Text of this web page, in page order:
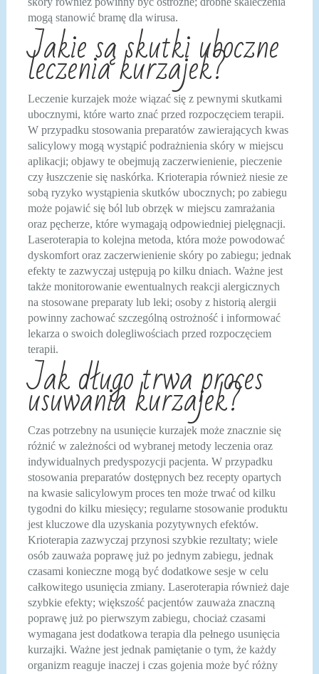
mogą stanowić bramę dla wirusa.
Jakie są skutki uboczne
leczenia kurzajek?
Leczenie kurzajek może wiązać się z pewnymi skutkami
ubocznymi, które warto znać przed rozpoczęciem terapii.
W przypadku stosowania preparatów zawierających kwas
salicylowy mogą wystąpić podrażnienia skóry w miejscu
aplikacji; objawy te obejmują zaczerwienienie, pieczenie
czy łuszczenie się naskórka. Krioterapia również niesie ze
sobą ryzyko wystąpienia skutków ubocznych; po zabiegu
może pojawić się ból lub obrzęk w miejscu zamrażania
oraz pęcherze, które wymagają odpowiedniej pielęgnacji.
Laseroterapia to kolejna metoda, która może powodować
dyskomfort oraz zaczerwienienie skóry po zabiegu; jednak
efekty te zazwyczaj ustępują po kilku dniach. Ważne jest
także monitorowanie ewentualnych reakcji alergicznych
na stosowane preparaty lub leki; osoby z historią alergii
powinny zachować szczególną ostrożność i informować
lekarza o swoich dolegliwościach przed rozpoczęciem
terapii.
Jak długo trwa proces
usuwania kurzajek?
Czas potrzebny na usunięcie kurzajek może znacznie się
różnić w zależności od wybranej metody leczenia oraz
indywidualnych predyspozycji pacjenta. W przypadku
stosowania preparatów dostępnych bez recepty opartych
na kwasie salicylowym proces ten może trwać od kilku
tygodni do kilku miesięcy; regularne stosowanie produktu
jest kluczowe dla uzyskania pozytywnych efektów.
Krioterapia zazwyczaj przynosi szybkie rezultaty; wiele
osób zauważa poprawę już po jednym zabiegu, jednak
czasami konieczne mogą być dodatkowe sesje w celu
całkowitego usunięcia zmiany. Laseroterapia również daje
szybkie efekty; większość pacjentów zauważa znaczną
poprawę już po pierwszym zabiegu, chociaż czasami
wymagana jest dodatkowa terapia dla pełnego usunięcia
kurzajki. Ważne jest jednak pamiętanie o tym, że każdy
organizm reaguje inaczej i czas gojenia może być różny